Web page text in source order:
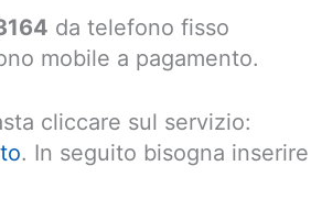
da telefono fisso
mobile a pagamento.
cliccare sul servizio:
. In seguito bisogna inserire